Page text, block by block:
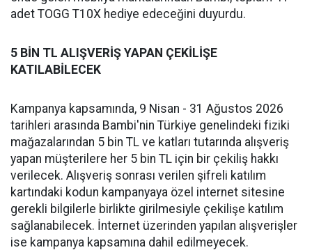
adet TOGG T10X hediye edeceğini duyurdu.
5 BİN TL ALIŞVERİŞ YAPAN ÇEKİLİŞE
KATILABİLECEK
Kampanya kapsamında, 9 Nisan - 31 Ağustos 2026
tarihleri arasında Bambi'nin Türkiye genelindeki fiziki
mağazalarından 5 bin TL ve katları tutarında alışveriş
yapan müşterilere her 5 bin TL için bir çekiliş hakkı
verilecek. Alışveriş sonrası verilen şifreli katılım
kartındaki kodun kampanyaya özel internet sitesine
gerekli bilgilerle birlikte girilmesiyle çekilişe katılım
sağlanabilecek. İnternet üzerinden yapılan alışverişler
ise kampanya kapsamına dahil edilmeyecek.